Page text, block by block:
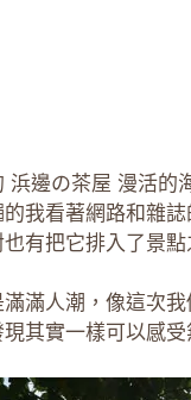
浜邊の茶屋 漫活的
我看著網路和雜
有把它排入了景
滿人潮，像這次
其實一樣可以感